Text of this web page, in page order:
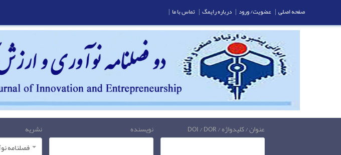
عنوان / کلیدواژه / DOI / DOR نویسنده
نشریه
فصلنامه
صفحه اصلی | عضویت/ ورود | درباره رایمگ | تماس با ما |